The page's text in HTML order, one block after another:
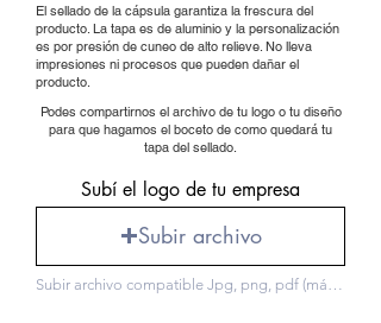
El sellado de la cápsula garantiza la frescura del
producto. La tapa es de aluminio y la personalización
es por presión de cuneo de alto relieve. No lleva
impresiones ni procesos que pueden dañar el
producto.
Podes compartirnos el archivo de tu logo o tu diseño
para que hagamos el boceto de como quedará tu
tapa del sellado.
Subí el logo de tu empresa
Subir archivo